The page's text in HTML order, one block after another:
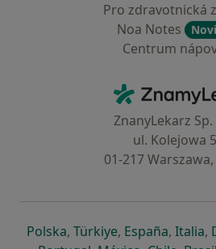
Pro zdravotnická
Noa Notes
Centrum
ZnanyLekarz Sp.
ul. Kolejowa
01-217
Polskase otevře v nové záložce
, Türkiyese otevře v
, Españase
, Italia,